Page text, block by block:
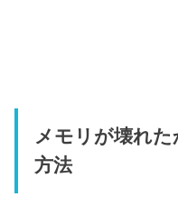
メモリが壊れ
方法